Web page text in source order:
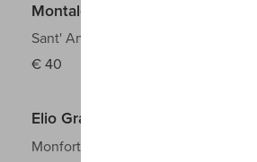
Montalcino Riserva Docg
Sant' Angelo
€ 40
Elio Grasso Gavarini Langhe Doc
Monforte